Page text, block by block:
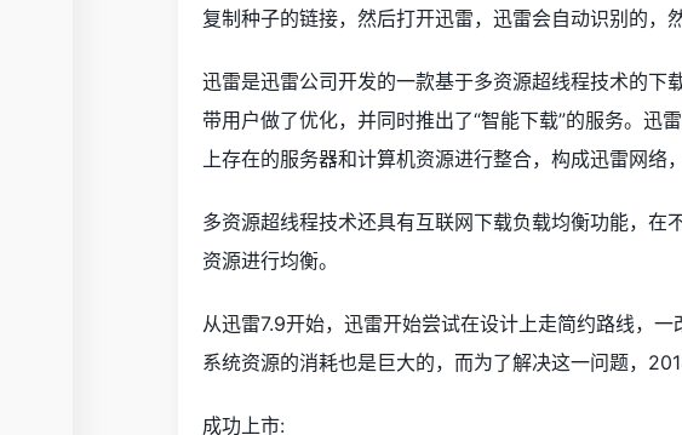
复制种子的链接，然后打开迅雷，迅雷会自动识别的，
迅雷是迅雷公司开发的一款基于多资源超线程技术的下
带用户做了优化，并同时推出了“智能下载”的服务。迅
上存在的服务器和计算机资源进行整合，构成迅雷网络
多资源超线程技术还具有互联网下载负载均衡功能，
资源进行均衡。
从迅雷7.9开始，迅雷开始尝试在设计上走简约路线，
系统资源的消耗也是巨大的，而为了解决这一问题，
成功上市: